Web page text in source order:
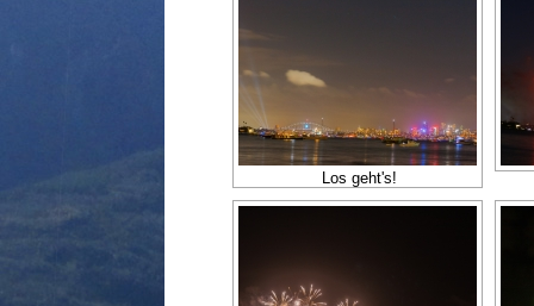
Los geht's!